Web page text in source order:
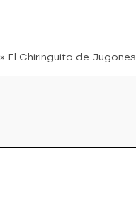
» El Chiringuito de Jugones